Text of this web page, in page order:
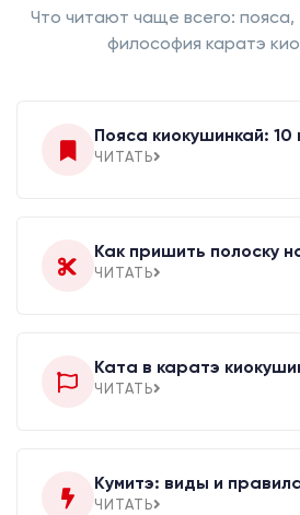
Что читают чаще всего: пояса,
философия каратэ
Пояса киокушинкай: 10
ЧИТАТЬ
Как пришить полоску
ЧИТАТЬ
Ката в каратэ
ЧИТАТЬ
Кумитэ: виды и
ЧИТАТЬ